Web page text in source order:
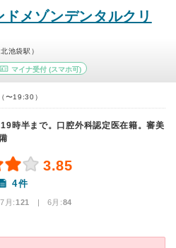
ドメゾンデンタルクリ
池袋駅）
マイナ受付 (スマホ可)
〜19:30）
時半まで。口腔外科認定医在籍。審美
3.85
4件
月:121 | 6月:84